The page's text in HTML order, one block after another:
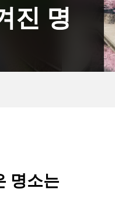
진 명
명소는